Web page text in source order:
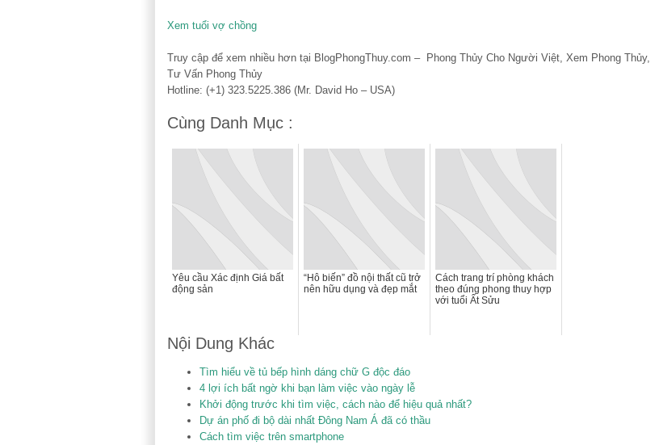
Xem tuổi vợ chồng
Truy cập để xem nhiều hơn tại BlogPhongThuy.com – Phong Thủy Cho Người Việt, Xem Phong Thủy,
Tư Vấn Phong Thủy
Hotline: (+1) 323.5225.386 (Mr. David Ho – USA)
Cùng Danh Mục :
Yêu cầu Xác định Giá bất
động sản
“Hô biến” đồ nội thất cũ trở
nên hữu dụng và đẹp mắt
Cách trang trí phòng khách
theo đúng phong thuy hợp
với tuổi Ất Sửu
Nội Dung Khác
Tìm hiểu về tủ bếp hình dáng chữ G độc đáo
4 lợi ích bất ngờ khi bạn làm việc vào ngày lễ
Khởi động trước khi tìm việc, cách nào để hiệu quả nhất?
Dự án phố đi bộ dài nhất Đông Nam Á đã có thầu
Cách tìm việc trên smartphone